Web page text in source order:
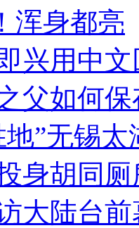
浑身都亮
兴用中
父如何
”无锡
身胡同
大陆台